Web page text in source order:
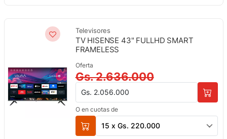
Televisores
TV HISENSE 43" FULLHD SMART
FRAMELESS
Oferta
Gs. 2.636.000
Gs. 2.056.000
O en cuotas de
15 x Gs. 220.000